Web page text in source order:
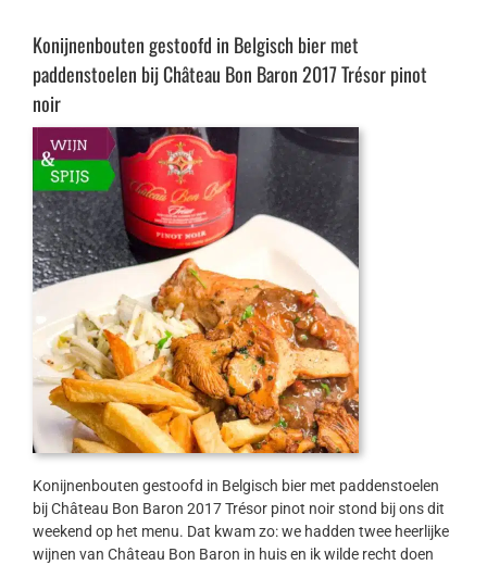
Konijnenbouten gestoofd in Belgisch bier met
paddenstoelen bij Château Bon Baron 2017 Trésor pinot
noir
Konijnenbouten gestoofd in Belgisch bier met paddenstoelen
bij Château Bon Baron 2017 Trésor pinot noir stond bij ons dit
weekend op het menu. Dat kwam zo: we hadden twee heerlijke
wijnen van Château Bon Baron in huis en ik wilde recht doen